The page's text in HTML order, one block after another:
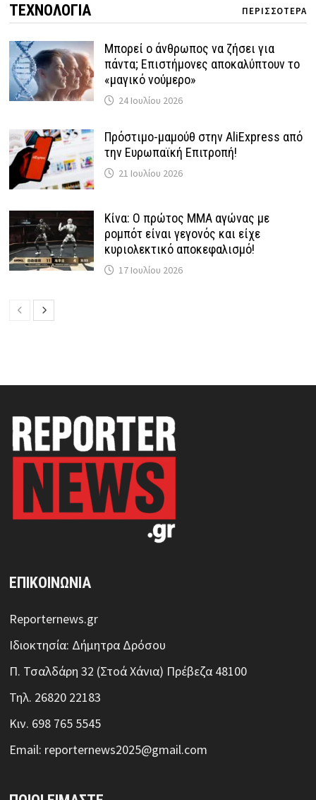
ΤΕΧΝΟΛΟΓΙΑ ΠΕΡΙΣΣΟΤΕΡΑ
Μπορεί ο άνθρωπος να ζήσει για
πάντα; Επιστήμονες αποκαλύπτουν το
«μαγικό νούμερο»
24 Ιουλίου 2026
Πρόστιμο-μαμούθ στην AliExpress από
την Ευρωπαϊκή Επιτροπή!
21 Ιουλίου 2026
Κίνα: Ο πρώτος MMA αγώνας με
ρομπότ είναι γεγονός και είχε
κυριολεκτικό αποκεφαλισμό!
17 Ιουλίου 2026
ΕΠΙΚΟΙΝΩΝΙΑ
Reporternews.gr
Ιδιοκτησία: Δήμητρα Δρόσου
Π. Τσαλδάρη 32 (Στοά Χάνια) Πρέβεζα 48100
Τηλ. 26820 22183
Κιν. 698 765 5545
Email: reporternews2025@gmail.com